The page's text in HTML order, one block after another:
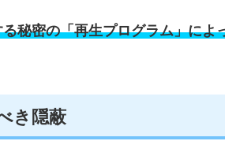
秘密の「再生プログラム」によ
き隠蔽